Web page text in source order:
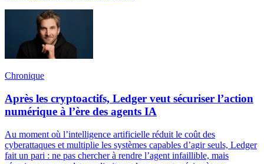
Chronique
Après les cryptoactifs, Ledger veut sécuriser l’action
numérique à l’ère des agents IA
Au moment où l’intelligence artificielle réduit le coût des
cyberattaques et multiplie les systèmes capables d’agir seuls, Ledger
fait un pari : ne pas chercher à rendre l’agent infaillible, mais